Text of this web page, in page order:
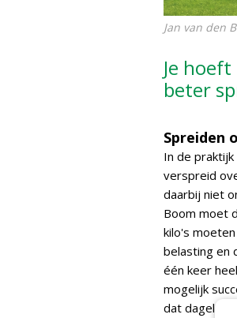
Jan van den
Je
beter
Spreiden
In de
verspreid
daarbij niet
Boom moet
kilo's
belasting en
één keer
mogelijk
dat dagelijks